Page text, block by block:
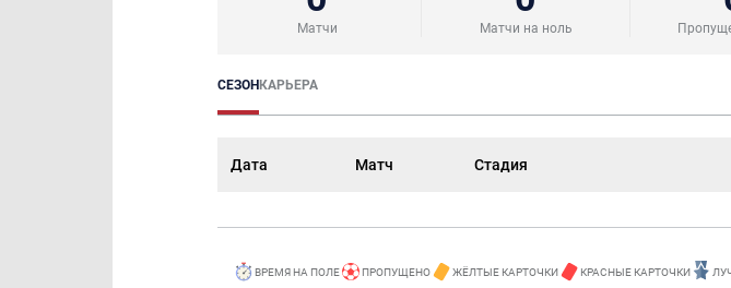
Матчи Матчи на ноль
СЕЗОНКАРЬЕРА
Дата Матч Стадия
ВРЕМЯ НА ПОЛЕ ПРОПУЩЕНО ЖЁЛТЫЕ КАРТОЧКИ КРАСНЫЕ КАРТОЧКИ